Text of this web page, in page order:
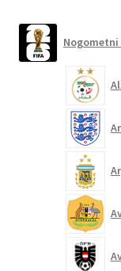
Nogometni